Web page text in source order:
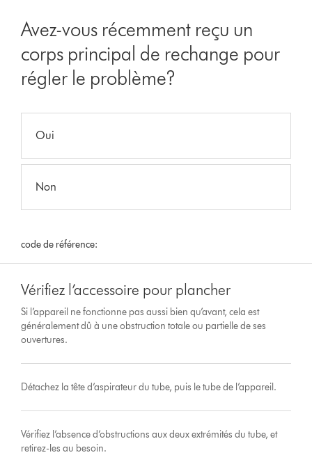
Avez-vous récemment reçu un
corps principal de rechange pour
régler le problème?
Oui
Non
code de référence:
Vérifiez l’accessoire pour plancher
Si l’appareil ne fonctionne pas aussi bien qu’avant, cela est
généralement dû à une obstruction totale ou partielle de ses
ouvertures.
Détachez la tête d’aspirateur du tube, puis le tube de l’appareil.
Vérifiez l’absence d’obstructions aux deux extrémités du tube, et
retirez-les au besoin.